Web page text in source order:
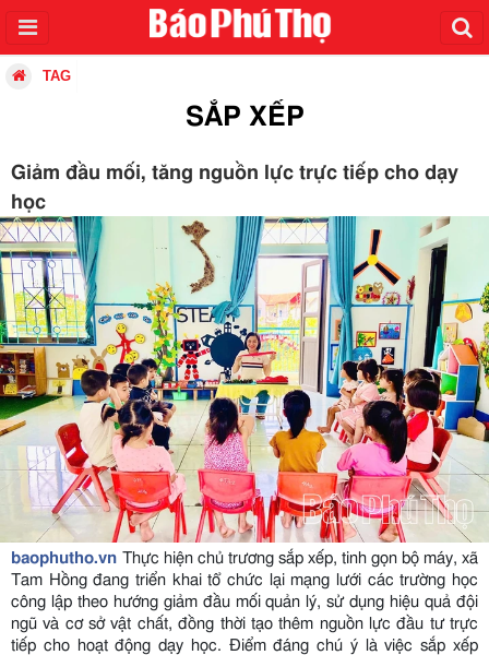
TAG
SẮP XẾP
Giảm đầu mối, tăng nguồn lực trực tiếp cho dạy
học
baophutho.vn Thực hiện chủ trương sắp xếp, tinh gọn bộ máy, xã
Tam Hồng đang triển khai tổ chức lại mạng lưới các trường học
công lập theo hướng giảm đầu mối quản lý, sử dụng hiệu quả đội
ngũ và cơ sở vật chất, đồng thời tạo thêm nguồn lực đầu tư trực
tiếp cho hoạt động dạy học. Điểm đáng chú ý là việc sắp xếp